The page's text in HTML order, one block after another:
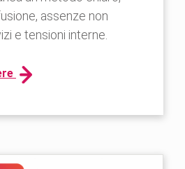
assenze non
e tensioni interne.